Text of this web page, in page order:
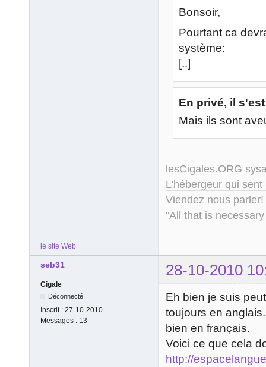
Bonsoir,
Pourtant ca
système:
[..]
En privé, il
Mais ils sont
lesCigales.ORG
L'hébergeur qui
Viendez nous parler!
"All that is
le site Web
seb31 28-10-2010
Cigale
Déconnecté
Inscrit : 27-10-2010
Messages : 13
Eh bien je suis
toujours en
bien en français.
Voici ce que cela
http://